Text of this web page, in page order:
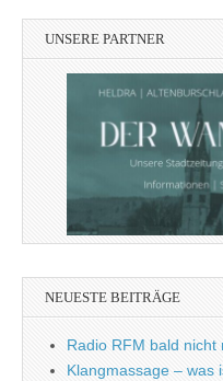
UNSERE PARTNER
NEUESTE BEITRÄGE
Radio RFM bald nicht
Klangmassage – was